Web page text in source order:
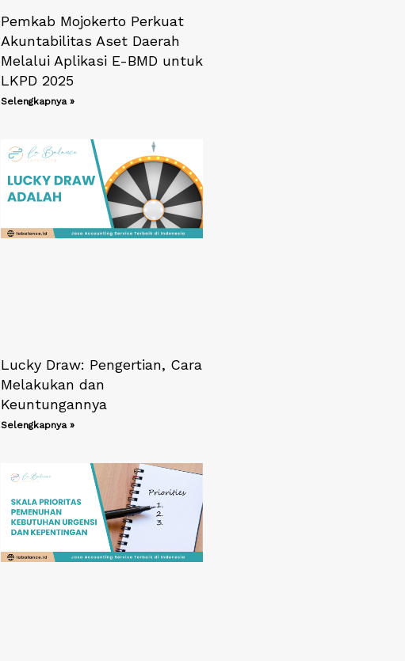
Pemkab Mojokerto Perkuat
Akuntabilitas Aset Daerah
Melalui Aplikasi E-BMD untuk
LKPD 2025
Selengkapnya »
Lucky Draw: Pengertian, Cara
Melakukan dan
Keuntungannya
Selengkapnya »